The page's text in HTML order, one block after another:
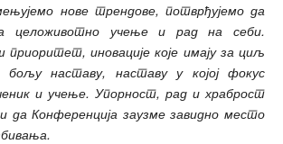
нове трендове, потврђујемо да
целоживотно учење и рад на себи.
приоритет, иновације које имају за циљ
бољу наставу, наставу у којој фокус
и учење. Упорност, рад и храброст
да Конференција заузме завидно место